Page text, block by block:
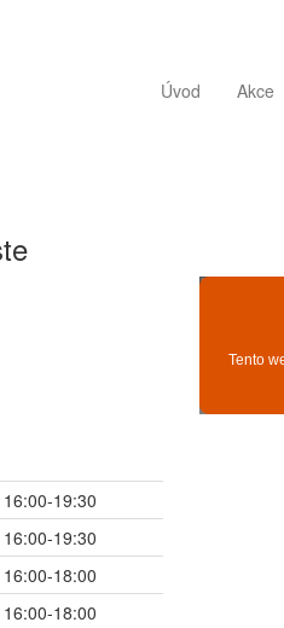
Úvod Akce
16:00-19:30
16:00-19:30
16:00-18:00
16:00-18:00